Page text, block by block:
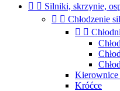
  Silniki, skrzynie,
  Chłodzenie
 
Kierownice
Króćce